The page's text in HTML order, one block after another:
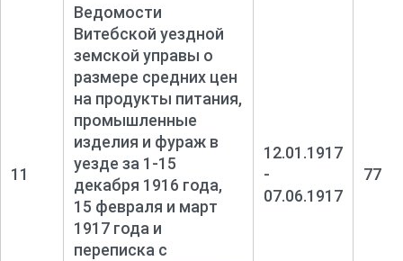
11
Ведомости
Витебской уездной
земской управы о
размере средних цен
на продукты питания,
промышленные
изделия и фураж в
уезде за 1-15
декабря 1916 года,
15 февраля и март
1917 года и
переписка с
12.01.1917
-
07.06.1917
77